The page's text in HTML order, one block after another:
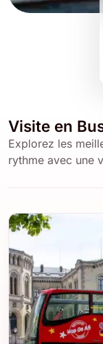
Visite en
Explorez les
rythme avec une